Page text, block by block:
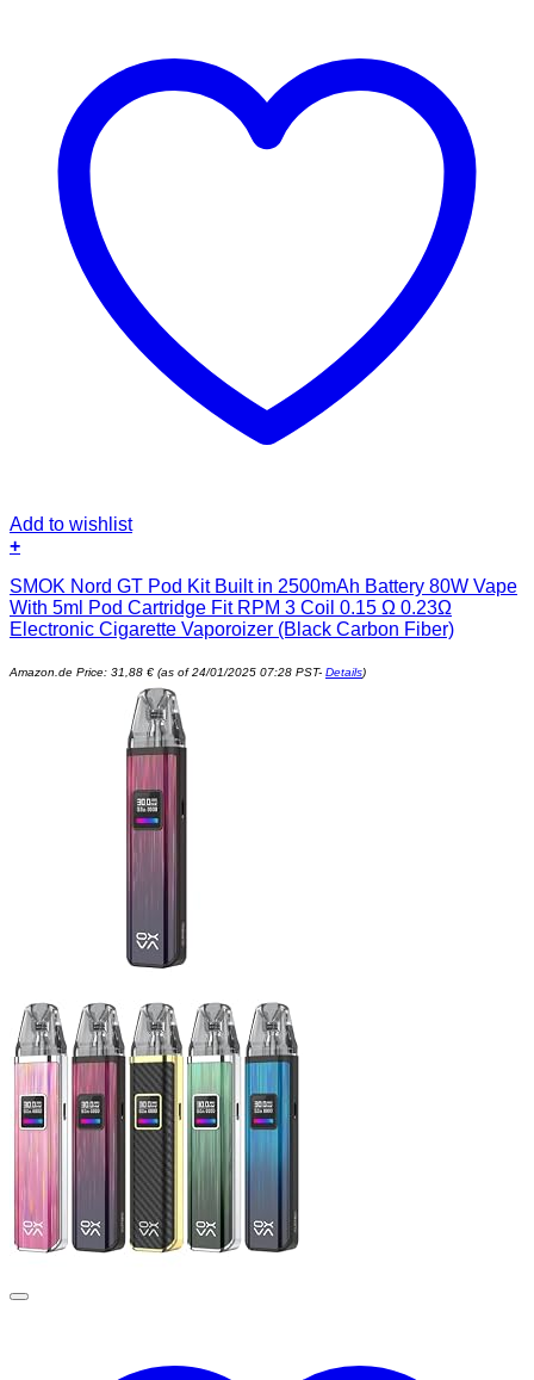
Add to wishlist
+
SMOK Nord GT Pod Kit Built in 2500mAh Battery 80W Vape
With 5ml Pod Cartridge Fit RPM 3 Coil 0.15 Ω 0.23Ω
Electronic Cigarette Vaporoizer (Black Carbon Fiber)
Amazon.de Price: 31,88 € (as of 24/01/2025 07:28 PST- Details)